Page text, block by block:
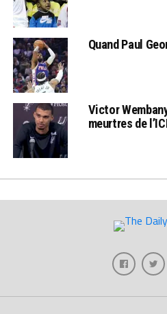
Quand Paul
Victor
meurtres de